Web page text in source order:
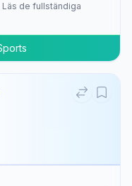
de fullständiga